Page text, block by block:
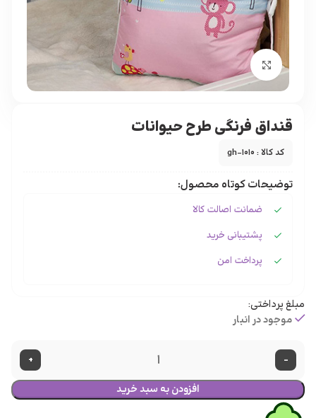
برای بزرگنمایی کلیک کنید
قنداق فرنگی طرح حیوانات
کد کالا : gh-1010
توضیحات کوتاه محصول:
ضمانت اصالت کالا
پشتیبانی خرید
پرداخت امن
مبلغ پرداختی:
موجود در انبار
-
+
افزودن به سبد خرید